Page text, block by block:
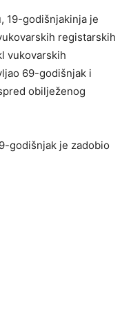
19-godišnjakinja je
registarskih
vukovarskih
69-godišnjak i
obilježenog
godišnjak je zadobio